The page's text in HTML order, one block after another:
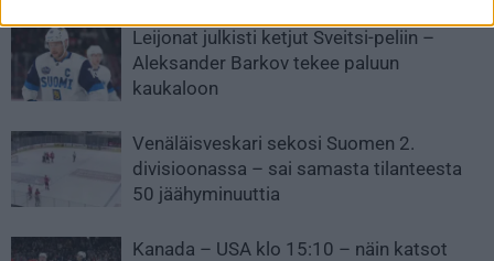
Leijonat julkisti ketjut Sveitsi-peliin –
Aleksander Barkov tekee paluun
kaukaloon
Venäläisveskari sekosi Suomen 2.
divisioonassa – sai samasta tilanteesta
50 jäähyminuuttia
Kanada – USA klo 15:10 – näin katsot